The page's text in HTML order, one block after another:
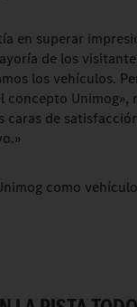
en superar
de los
los vehículos.
Unimog»,
caras de
como